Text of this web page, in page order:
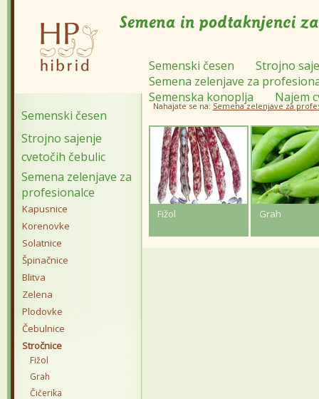
Nahajate se na: Semena zelenjave za
Fižol Grah
Semenski česen
Strojno sajenje
cvetočih čebulic
Semena zelenjave za
profesionalce
Kapusnice
Korenovke
Solatnice
Špinačnice
Blitva
Zelena
Plodovke
Čebulnice
Stročnice
Fižol
Grah
Čičerika
Semenski česen
Strojno
Semena zelenjave za
Semenska konoplja
Najem